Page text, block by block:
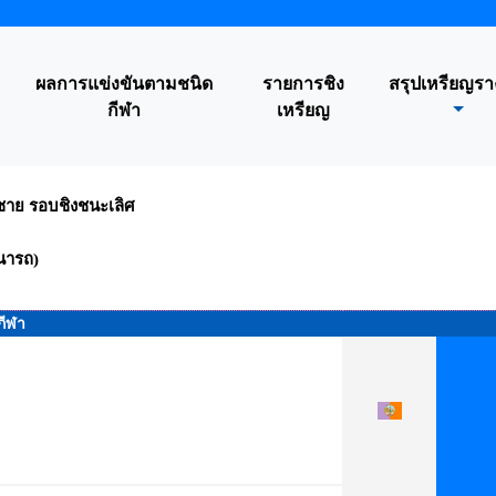
ผลการแข่งขันตามชนิด
กีฬา
รายการชิง
เหรียญ
สรุปเหรียญร
าย รอบชิงชนะเลิศ
รถ)
ฬา